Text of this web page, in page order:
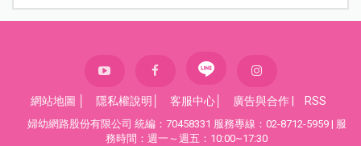
網站地圖 隱私權說明 客服中心 廣告與合作 RSS
婦幼網路股份有限公司 統編：70458331 服務專線：02-8712-5959 | 服
務時間：週一～週五：10:00~17:30